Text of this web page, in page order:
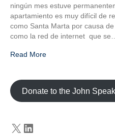
ningún mes estuve
apartamiento es muy difícil de
como Santa Marta por causa
como la red de internet que se…
Read More
Donate to the John
X LinkedIn